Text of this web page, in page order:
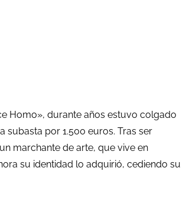
Homo», durante años estuvo colgado
subasta por 1.500 euros. Tras ser
marchante de arte, que vive en
su identidad lo adquirió, cediendo su